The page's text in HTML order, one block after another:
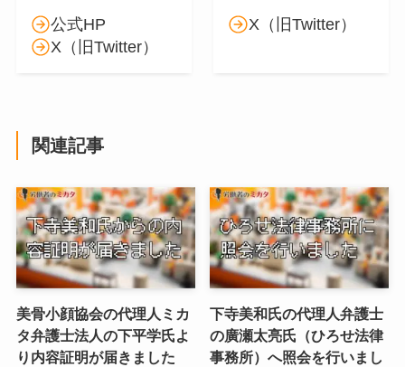
公式HP
X（旧Twitter）
X（旧Twitter）
関連記事
美骨小顔協会の代理人ミカ
タ弁護士法人の下平学氏よ
り内容証明が届きました
下寺美和氏の代理人弁護士
の廣瀬太亮氏（ひろせ法律
事務所）へ照会を行いまし